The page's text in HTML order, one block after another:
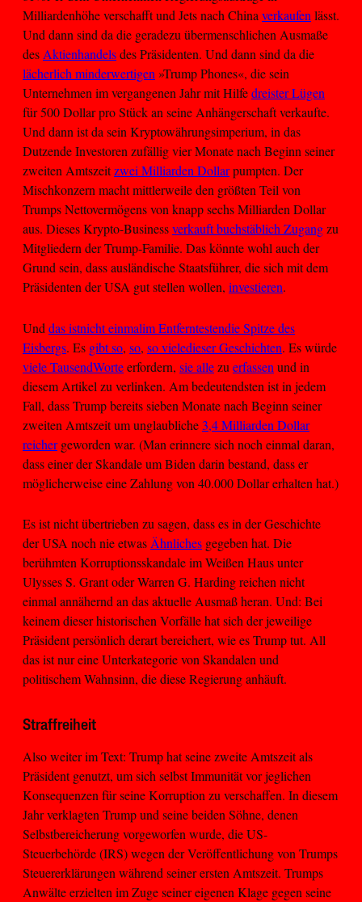
Milliardenhöhe verschafft und Jets nach Chinaverkaufenlässt.
Und dann sind da die geradezu übermenschlichen Ausmaße
desAktienhandelsdes Präsidenten. Und dann sind da die
lächerlich minderwertigen»Trump Phones«, die sein
Unternehmen im vergangenen Jahr mit Hilfedreister Lügen
für 500 Dollar pro Stück an seine Anhängerschaft verkaufte.
Und dann ist da sein Kryptowährungsimperium, in das
Dutzende Investoren zufällig vier Monate nach Beginn seiner
zweiten Amtszeitzwei Milliarden Dollarpumpten. Der
Mischkonzern macht mittlerweile den größten Teil von
Trumps Nettovermögens von knapp sechs Milliarden Dollar
aus. Dieses Krypto-Businessverkauft buchstäblich Zugangzu
Mitgliedern der Trump-Familie. Das könnte wohl auch der
Grund sein, dass ausländische Staatsführer, die sich mit dem
Präsidenten der USA gut stellen wollen, investieren.
Und das istnicht einmalim Entferntestendie Spitze des
Eisbergs. Es gibt so, so, so vieledieser Geschichten. Es würde
viele TausendWorteerfordern, sie allezu erfassen und in
diesem Artikel zu verlinken. Am bedeutendsten ist in jedem
Fall, dass Trump bereits sieben Monate nach Beginn seiner
zweiten Amtszeit um unglaubliche3,4 Milliarden Dollar
reichergeworden war. (Man erinnere sich noch einmal daran,
dass einer der Skandale um Biden darin bestand, dass er
möglicherweise eine Zahlung von 40.000 Dollar erhalten hat.)
Es ist nicht übertrieben zu sagen, dass es in der Geschichte
der USA noch nie etwasÄhnliches gegeben hat. Die
berühmten Korruptionsskandale im Weißen Haus unter
Ulysses S. Grant oder Warren G. Harding reichen nicht
einmal annähernd an das aktuelle Ausmaß heran. Und: Bei
keinem dieser historischen Vorfälle hat sich der jeweilige
Präsident persönlich derart bereichert, wie es Trump tut. All
das ist nur eine Unterkategorie von Skandalen und
politischem Wahnsinn, die diese Regierung anhäuft.
Straffreiheit
Also weiter im Text: Trump hat seine zweite Amtszeit als
Präsident genutzt, um sich selbst Immunität vor jeglichen
Konsequenzen für seine Korruption zu verschaffen. In diesem
Jahr verklagten Trump und seine beiden Söhne, denen
Selbstbereicherung vorgeworfen wurde, die US-
Steuerbehörde (IRS) wegen der Veröffentlichung von Trumps
Steuererklärungen während seiner ersten Amtszeit. Trumps
Anwälte erzielten im Zuge seiner eigenen Klage gegen seine